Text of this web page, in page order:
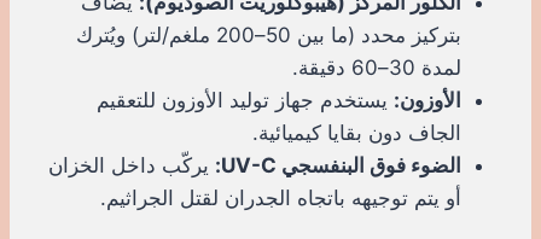
بتركيز محدد (ما بين 50–200 ملغم/لتر) ويُترك
لمدة 30–60 دقيقة.
الأوزون: يستخدم جهاز توليد الأوزون للتعقيم
الجاف دون بقايا كيميائية.
الضوء فوق البنفسجي UV-C:
يركّب داخل الخزان
أو يتم توجيهه باتجاه الجدران لقتل الجراثيم.